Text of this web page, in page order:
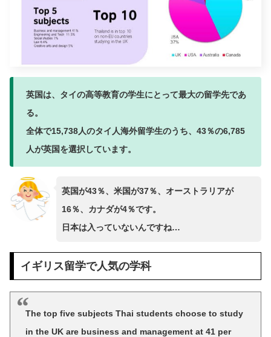
英国は、タイの高等教育の学生にとって最大の留学先であ
る。
全体で15,738人のタイ人海外留学生のうち、43％の6,785
人が英国を選択しています。
英国が43％、米国が37％、オーストラリアが
16％、カナダが4％です。
日本は入っていないんですね…
イギリス留学で人気の学科
The top five subjects Thai students choose to study
in the UK are business and management at 41 per